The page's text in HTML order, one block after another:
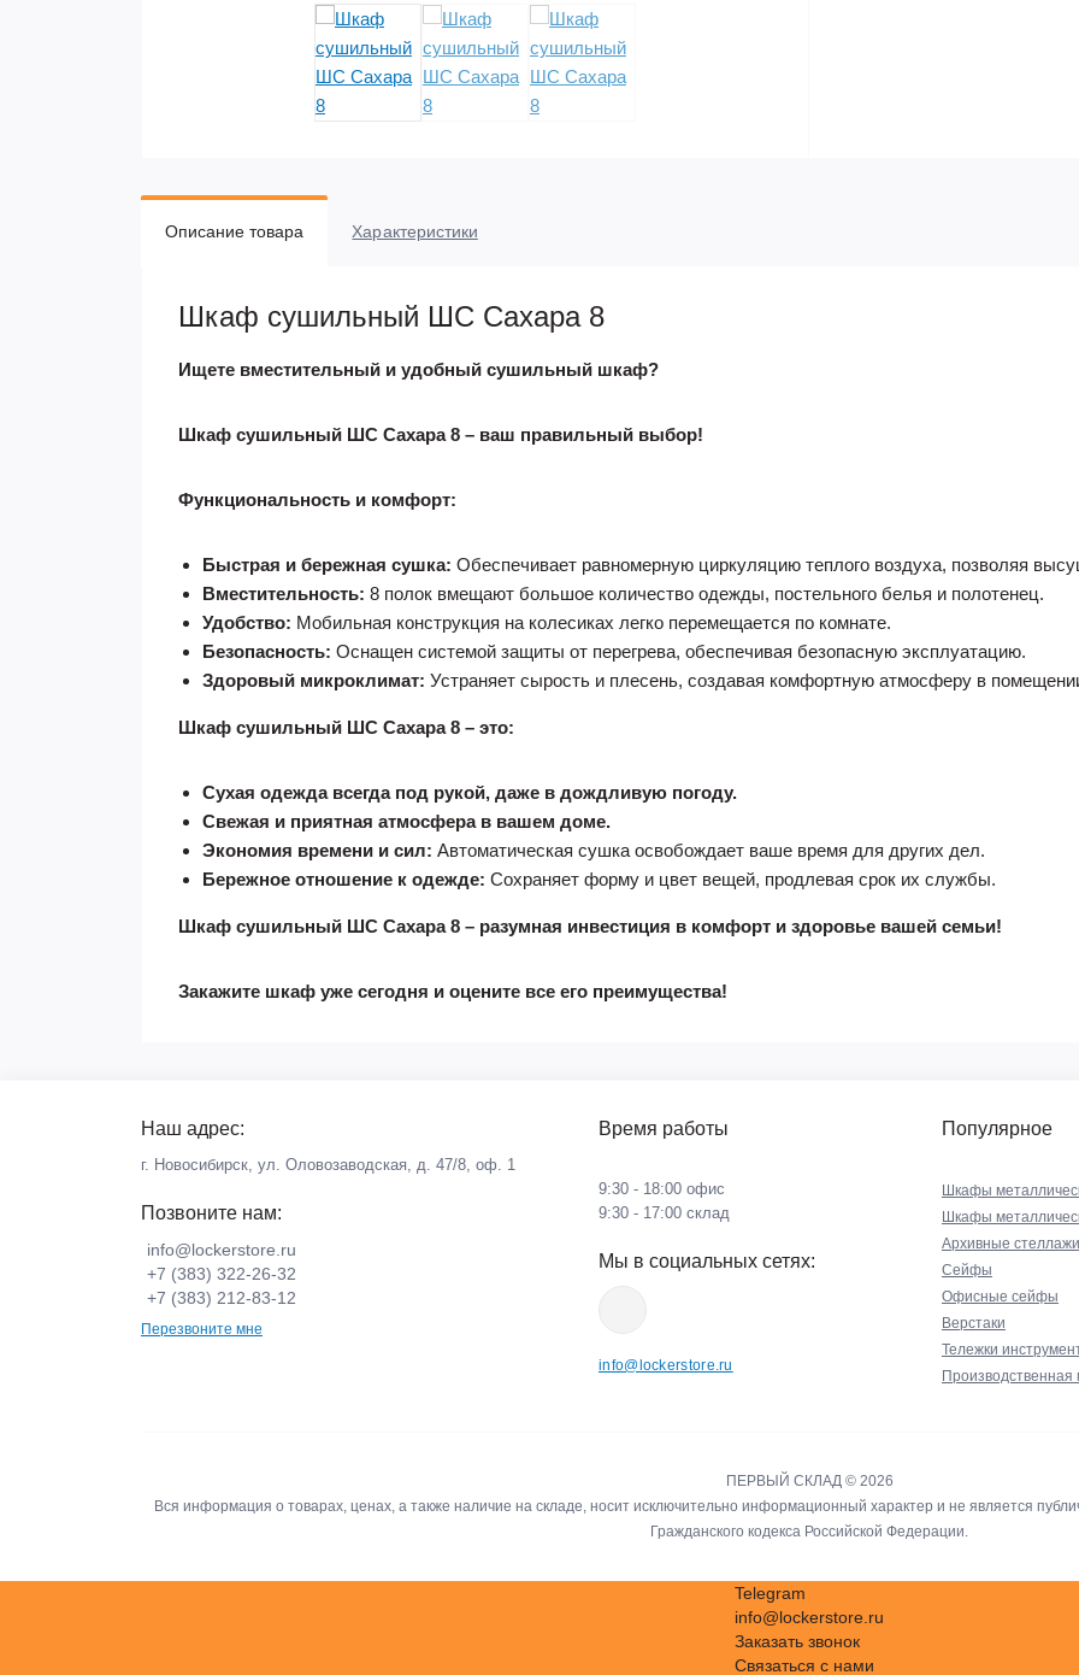
Описание товара Характеристики
Шкаф сушильный ШС Сахара 8
Ищете вместительный и удобный сушильный шкаф?
Шкаф сушильный ШС Сахара 8 – ваш правильный выбор!
Функциональность и комфорт:
Быстрая и бережная сушка: Обеспечивает равномерную циркуляцию теплого воздуха, позволяя
Вместительность: 8 полок вмещают большое количество одежды, постельного белья и полотенец.
Удобство: Мобильная конструкция на колесиках легко перемещается по комнате.
Безопасность: Оснащен системой защиты от перегрева, обеспечивая безопасную эксплуатацию.
Здоровый микроклимат: Устраняет сырость и плесень, создавая комфортную атмосферу в
Шкаф сушильный ШС Сахара 8 – это:
Сухая одежда всегда под рукой, даже в дождливую погоду.
Свежая и приятная атмосфера в вашем доме.
Экономия времени и сил: Автоматическая сушка освобождает ваше время для других дел.
Бережное отношение к одежде: Сохраняет форму и цвет вещей, продлевая срок их службы.
Шкаф сушильный ШС Сахара 8 – разумная инвестиция в комфорт и здоровье вашей семьи!
Закажите шкаф уже сегодня и оцените все его преимущества!
Наш адрес:
г. Новосибирск, ул. Оловозаводская, д. 47/8, оф. 1
Позвоните нам:
info@lockerstore.ru
+7 (383) 322-26-32
+7 (383) 212-83-12
Перезвоните мне
Время работы
9:30 - 18:00 офис
9:30 - 17:00 склад
Мы в социальных сетях:
info@lockerstore.ru
Популярное
Шкафы
Шкафы
Архивные
Сейфы
Офисные сейфы
Верстаки
Тележки
Производственная
ПЕРВЫЙ СКЛАД © 2026
Вся информация о товарах, ценах, а также наличие на складе, носит исключительно информационный характер и не является
Гражданского кодекса Российской Федерации.
Telegram
info@lockerstore.ru
Заказать звонок
Связаться с нами